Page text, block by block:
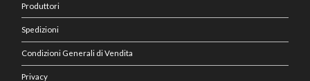
Produttori
Spedizioni
Condizioni Generali di Vendita
Privacy